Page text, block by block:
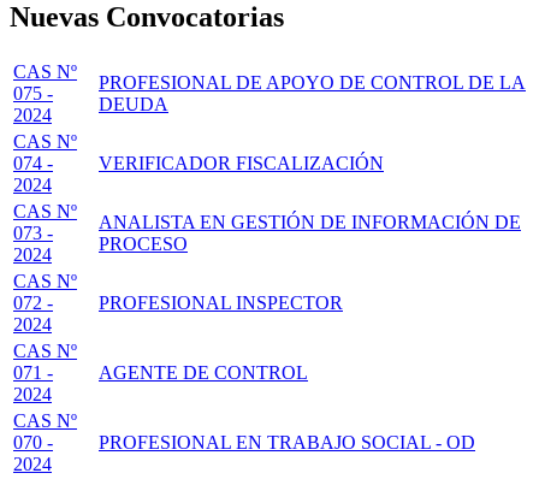
Nuevas Convocatorias
CAS Nº
075 -
2024
PROFESIONAL DE APOYO DE CONTROL DE LA
DEUDA
CAS Nº
074 -
2024
VERIFICADOR FISCALIZACIÓN
CAS Nº
073 -
2024
ANALISTA EN GESTIÓN DE INFORMACIÓN DE
PROCESO
CAS Nº
072 -
2024
PROFESIONAL INSPECTOR
CAS Nº
071 -
2024
AGENTE DE CONTROL
CAS Nº
070 -
2024
PROFESIONAL EN TRABAJO SOCIAL - OD